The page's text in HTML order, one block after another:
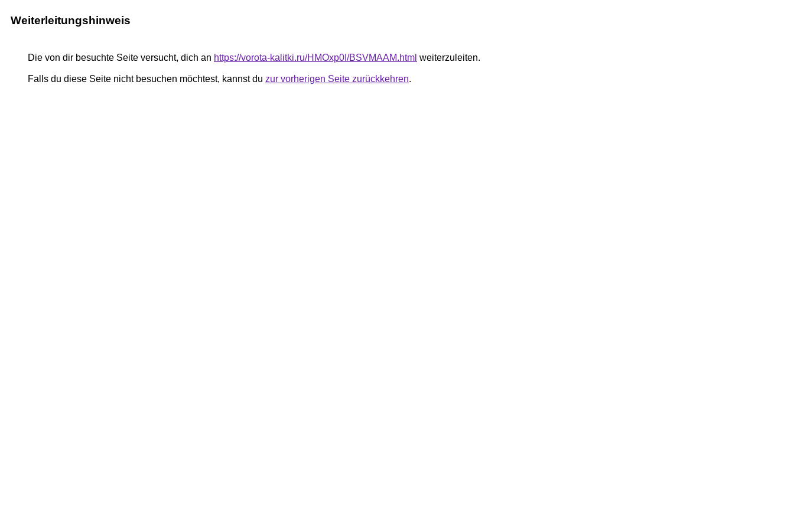
Weiterleitungshinweis
Die von dir besuchte Seite versucht, dich an https://vorota-kalitki.ru/HMOxp0I/BSVMAAM.html weiterzuleiten.
Falls du diese Seite nicht besuchen möchtest, kannst du zur vorherigen Seite zurückkehren.